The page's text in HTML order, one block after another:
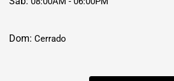
Dom: Cerrado